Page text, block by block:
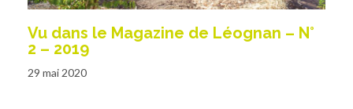
Vu dans le Magazine de Léognan – N°
2 – 2019
29 mai 2020